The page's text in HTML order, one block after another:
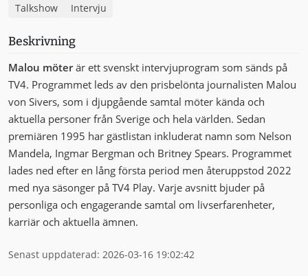
Talkshow Intervju
Beskrivning
Malou möterär ett svenskt intervjuprogram som sänds på
TV4. Programmet leds av den prisbelönta journalisten Malou
von Sivers, som i djupgående samtal möter kända och
aktuella personer från Sverige och hela världen. Sedan
premiären 1995 har gästlistan inkluderat namn som Nelson
Mandela, Ingmar Bergman och Britney Spears. Programmet
lades ned efter en lång första period men återuppstod 2022
med nya säsonger på TV4 Play. Varje avsnitt bjuder på
personliga och engagerande samtal om livserfarenheter,
karriär och aktuella ämnen.
Senast uppdaterad: 2026-03-16 19:02:42